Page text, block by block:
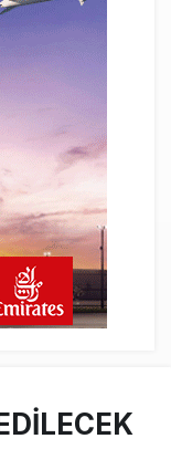
İçin Yeni
açıkladı:
girdi: 3